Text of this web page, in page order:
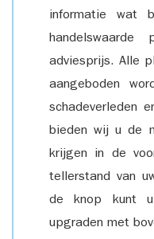
informatie wat
adviesprijs. Alle
aangeboden
schadeverleden
bieden wij u de
krijgen in de
tellerstand van
de knop kunt
upgraden met